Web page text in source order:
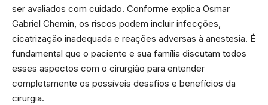
ser avaliados com cuidado. Conforme explica Osmar
Gabriel Chemin, os riscos podem incluir infecções,
cicatrização inadequada e reações adversas à anestesia. É
fundamental que o paciente e sua família discutam todos
esses aspectos com o cirurgião para entender
completamente os possíveis desafios e benefícios da
cirurgia.